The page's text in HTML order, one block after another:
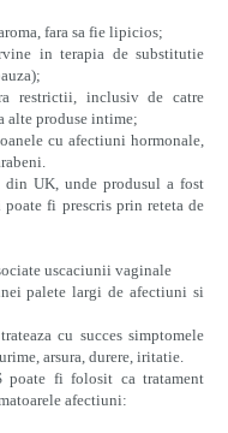
fara sa fie lipicios;
in terapia de substitutie
restrictii, inclusiv de catre
alte produse intime;
cu afectiuni hormonale,
UK, unde produsul a fost
fi prescris prin reteta de
uscaciunii vaginale
palete largi de afectiuni si
cu succes simptomele
arsura, durere, iritatie.
poate fi folosit ca tratament
afectiuni: